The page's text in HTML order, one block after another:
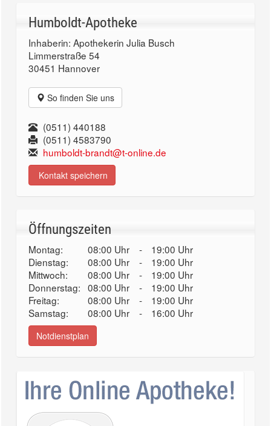
Humboldt-Apotheke
Inhaberin: Apothekerin Julia Busch
Limmerstraße 54
30451 Hannover
So finden Sie uns
(0511) 440188
(0511) 4583790
humboldt-brandt@t-online.de
Kontakt speichern
Öffnungszeiten
Montag: 08:00 Uhr -
19:00 Uhr
Dienstag:
08:00 Uhr -
19:00 Uhr
Mittwoch:
08:00 Uhr -
19:00 Uhr
Donnerstag: 08:00 Uhr -
19:00 Uhr
Freitag:
08:00 Uhr -
19:00 Uhr
Samstag:
08:00 Uhr - 16:00 Uhr
Notdienstplan